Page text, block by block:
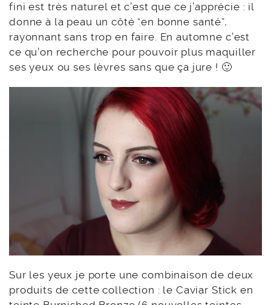
fini est très naturel et c’est que ce j’apprécie : il
donne à la peau un côté “en bonne santé”,
rayonnant sans trop en faire. En automne c’est
ce qu’on recherche pour pouvoir plus maquiller
ses yeux ou ses lèvres sans que ça jure ! 🙂
Sur les yeux je porte une combinaison de deux
produits de cette collection : le Caviar Stick en